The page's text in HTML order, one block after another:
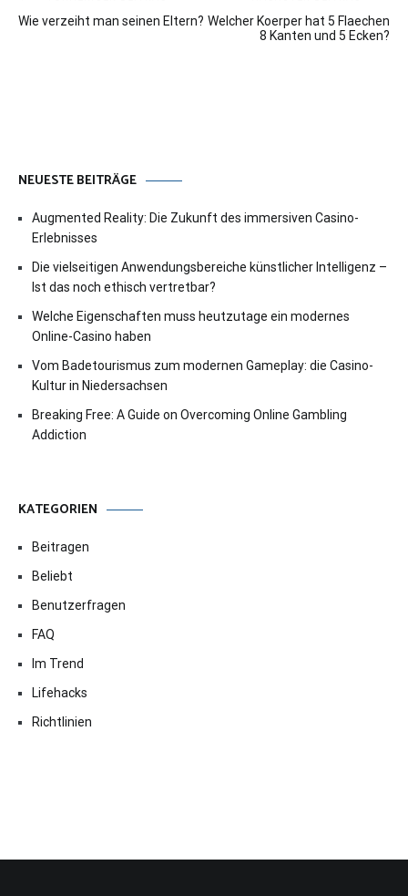
Wie verzeiht man seinen Eltern? Welcher Koerper hat 5 Flaechen
8 Kanten und 5 Ecken?
NEUESTE BEITRÄGE
Augmented Reality: Die Zukunft des immersiven Casino-
Erlebnisses
Die vielseitigen Anwendungsbereiche künstlicher Intelligenz –
Ist das noch ethisch vertretbar?
Welche Eigenschaften muss heutzutage ein modernes
Online-Casino haben
Vom Badetourismus zum modernen Gameplay: die Casino-
Kultur in Niedersachsen
Breaking Free: A Guide on Overcoming Online Gambling
Addiction
KATEGORIEN
Beitragen
Beliebt
Benutzerfragen
FAQ
Im Trend
Lifehacks
Richtlinien